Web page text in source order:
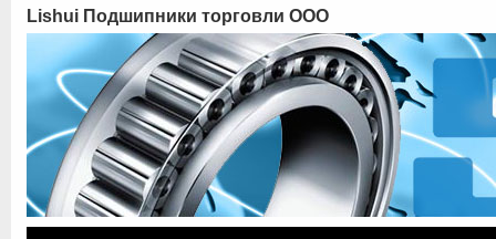
Lishui Подшипники торговли ООО